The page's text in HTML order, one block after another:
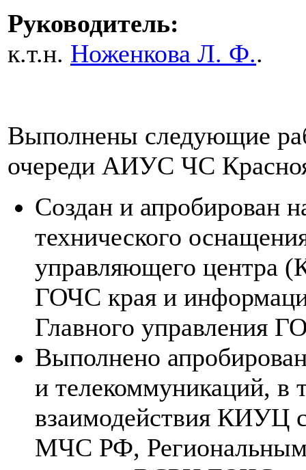
Руководитель:
к.т.н. Ноженкова Л. Ф..
Выполнены следующие
очереди АИУС ЧС
Создан и апробирован
технического
управляющего центра
ГОЧС края и
Главного управления
Выполнено
и телекоммуникаций, в
взаимодействия КИУЦ
МЧС РФ,